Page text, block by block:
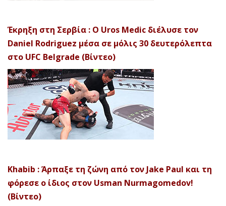
Έκρηξη στη Σερβία : Ο Uros Medic διέλυσε τον
Daniel Rodriguez μέσα σε μόλις 30 δευτερόλεπτα
στο UFC Belgrade (Βίντεο)
Khabib : Άρπαξε τη ζώνη από τον Jake Paul και τη
φόρεσε ο ίδιος στον Usman Nurmagomedov!
(Βίντεο)